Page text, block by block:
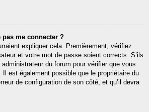
me connecter ?
expliquer cela. Premièrement, vérifiez
et votre mot de passe soient corrects. S’ils
du forum pour vérifier que vous
Il est également possible que le propriétaire du
de configuration de son côté, et qu’il devra